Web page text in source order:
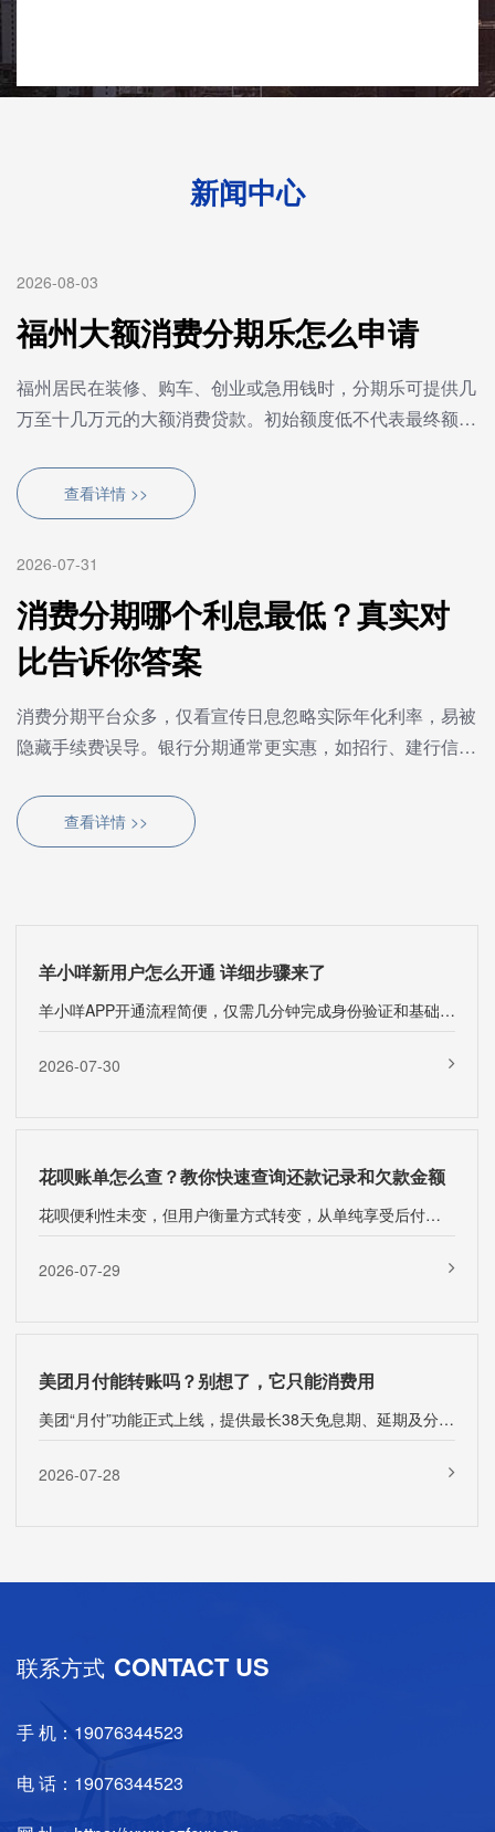
新闻中心
2026-08-03
福州大额消费分期乐怎么申请
福州居民在装修、购车、创业或急用钱时，分期乐可提供几
万至十几万元的大额消费贷款。初始额度低不代表最终额
习惯可···查看详情 >>
2026-07-31
消费分期哪个利息最低？真实对
比告诉你答案
消费分期平台众多，仅看宣传日息忽略实际年化利率，易被
隐藏手续费误导。银行分期通常更实惠，如招行、建行信用
10%-15%。持卡···
查看详情 >>
羊小咩新用户怎么开通 详细步骤来了
羊小咩APP开通流程简便，仅需几分钟完成身份验证和基础设置。开通前需准备有效期身份证···
2026-07-30
花呗账单怎么查？教你快速查询还款记录和欠款金额
花呗便利性未变，但用户衡量方式转变，从单纯享受后付到综合考量消费冲动、还款压力及···
2026-07-29
美团月付能转账吗？别想了，它只能消费用
美团“月付”功能正式上线，提供最长38天免息期、延期及分期还款，支持美食、外卖等多···
2026-07-28
联系方式 CONTACT US
手 机：19076344523
电 话：19076344523